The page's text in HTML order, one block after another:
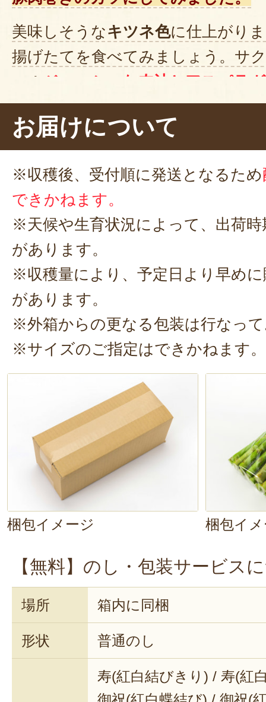
入しました。
違いは、全くありません。太く強
きました！
早速茹でて食べました！
2023年05月18日 /
新発田出身のポンポコリン様
この度はのぞみふぁーむのアス
いただきありがとうございます
当事業所はできるだけ新鮮なう
ただきたいので、収穫したての
届けしています。
春アスパラの収穫はそろそろ終
が、今後は夏アスパラの収穫時
た機会がありましたらよろしく
す。
2023年05月18日 /
美味しそうなキツネ色に仕上がり
揚げたてを食べてみましょう。サ
い！
ジューシーな肉汁とアスパラ
ッチリです。揚げたことで、美味
立っていますね。
野菜もお肉もしっかり食べられて
はもちろん、ビールのおつまみに
お届けについて
※収穫後、受付順に発送となるため
できかねます。
※天候や生育状況によって、出荷
があります。
※収穫量により、予定日より早め
があります。
※外箱からの更なる包装は行なっ
※サイズのご指定はできかねます。
梱包イメージ 梱包イ
【無料】のし・包装サービス
場所 箱内に同梱
形状 普通のし
寿(紅白結びきり) / 寿(紅